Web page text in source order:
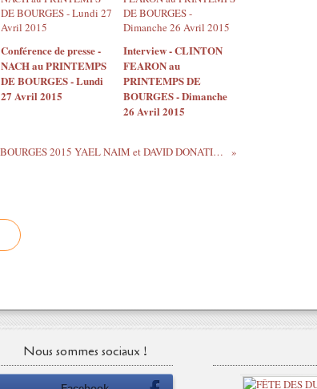
Conférence de presse -
NACH au PRINTEMPS
DE BOURGES - Lundi
27 Avril 2015
Interview - CLINTON
FEARON au
PRINTEMPS DE
BOURGES - Dimanche
26 Avril 2015
PRINTEMPS DE BOURGES 2015 YAEL NAIM et DAVID DONATIEN conférence de presse autour de OLDER
Nous sommes sociaux !